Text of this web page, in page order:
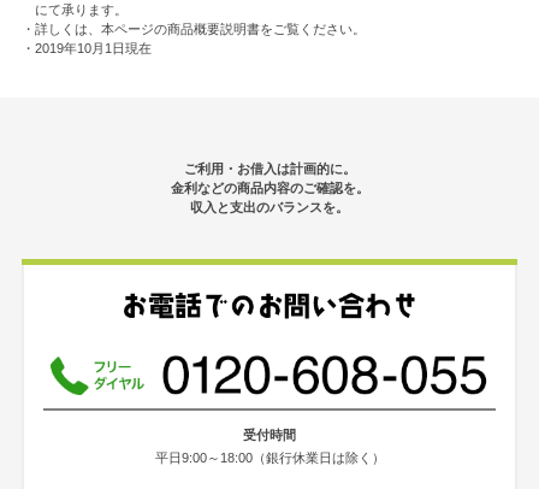
にて承ります。
・詳しくは、本ページの商品概要説明書をご覧ください。
・2019年10月1日現在
ご利用・お借入は計画的に。
金利などの商品内容のご確認を。
収入と支出のバランスを。
受付時間
平日9:00～18:00（銀行休業日は除く）